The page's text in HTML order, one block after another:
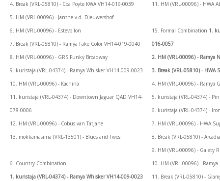
4. Break (VRL-05810) - Coa Poyte KWA VH14-019-0039
5. HM (VRL-00096) - Janthe v.d. Dieuwershof
6. HM (VRL-00096) - Estevo Ion
7. Break (VRL-05810) - Ramya Fake Color VH14-019-0040
8. HM (VRL-00096) - GRS Funky Broadway
9. kuristaja (VRL-04374) - Ramya Whisker VH14-009-0023
10. HM (VRL-00096) - Kachina
11. kuristaja (VRL-04374) - Downtown Jaguar QAD VH14-
078-0006
12. HM (VRL-00096) - Cobus van Tatjane
13. mokkamasiina (VRL-13501) - Blues and Twos
6. Country Combination
1. kuristaja (VRL-04374) - Ramya Whisker VH14-009-0023
11. HM (VRL-00096) - HWA
15. Formal Combination 1.
016-0057
2. HM (VRL-00096) - Ramya
3. Break (VRL-05810) - HWA
4. HM (VRL-00096) - Ramya
5. kuristaja (VRL-04374) -
6. kuristaja (VRL-04374) -
7. HM (VRL-00096) - HWA
8. Break (VRL-05810) -
9. HM (VRL-00096) - Gaiety
10. HM (VRL-00096) - Ramya
11. Break (VRL-05810) -